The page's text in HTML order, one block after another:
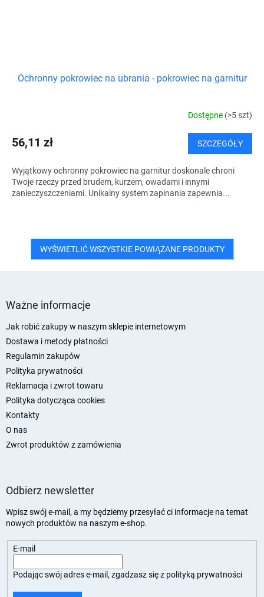
Ochronny pokrowiec na ubrania - pokrowiec na garnitur
Dostępne (>5 szt)
56,11 zł SZCZEGÓŁY
Wyjątkowy ochronny pokrowiec na garnitur doskonale chroni
Twoje rzeczy przed brudem, kurzem, owadami i innymi
zanieczyszczeniami. Unikalny system zapinania zapewnia...
WYŚWIETLIĆ WSZYSTKIE POWIĄZANE PRODUKTY
Ważne informacje
Jak robić zakupy w naszym sklepie internetowym
Dostawa i metody płatności
Regulamin zakupów
Polityka prywatności
Reklamacja i zwrot towaru
Polityka dotycząca cookies
Kontakty
O nas
Zwrot produktów z zamówienia
Odbierz newsletter
Wpisz swój e-mail, a my będziemy przesyłać ci informacje na temat
nowych produktów na naszym e-shop.
E-mail
Podając swój adres e-mail, zgadzasz się z polityką prywatności